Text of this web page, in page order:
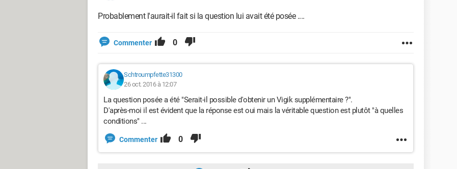
Probablement l'aurait-il fait si la question lui avait été posée ....
Commenter 0
Schtroumpfette31300
26 oct. 2016 à 12:07
La question posée a été "Serait-il possible d'obtenir un Vigik supplémentaire ?".
D'après-moi il est évident que la réponse est oui mais la véritable question est plutôt "à quelles
conditions" ...
Commenter 0